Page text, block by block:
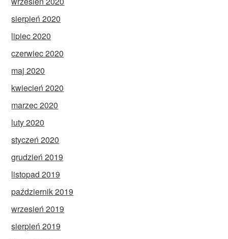
sierpień 2020
lipiec 2020
czerwiec 2020
maj 2020
kwiecień 2020
marzec 2020
luty 2020
styczeń 2020
grudzień 2019
listopad 2019
październik 2019
wrzesień 2019
sierpień 2019